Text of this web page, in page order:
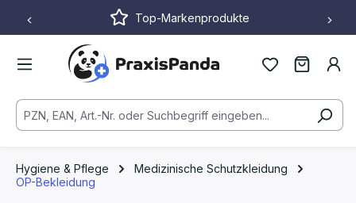
Zum Hauptinhalt springenTop-Markenprodukte
Hygiene & Pflege
Medizinische Schutzkleidung
OP-Bekleidung